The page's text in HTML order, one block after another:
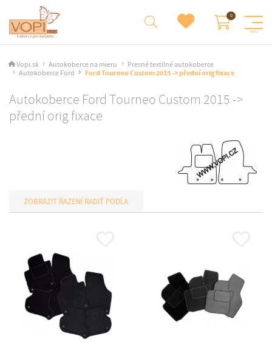
Vopi.sk Autokoberce na mieru
Presné textilné autokoberce
Autokoberce Ford
Ford Tourneo Custom 2015 -> přední orig fixace
Autokoberce Ford Tourneo Custom 2015 ->
přední orig fixace
RADIŤ PODĽA